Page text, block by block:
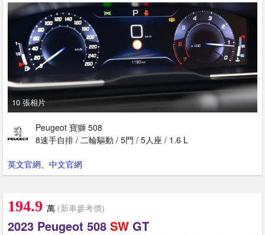
10 張相片
Peugeot 寶獅 508
8速手自排 / 二輪驅動 / 5門 / 5人座 / 1.6 L
英文官網 中文官網
194.9 萬 (新車參考價)
2023 Peugeot 508 SW GT